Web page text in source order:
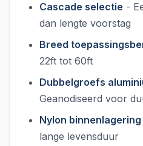
Cascade selectie -
dan lengte voorstag
Breed
22ft tot 60ft
Dubbelgroefs
Geanodiseerd voor
Nylon binnenlagering
lange levensduur